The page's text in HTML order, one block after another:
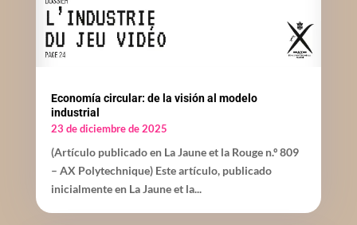
Economía circular: de la visión al modelo
industrial
23 de diciembre de 2025
(Artículo publicado en La Jaune et la Rouge n.º 809
– AX Polytechnique) Este artículo, publicado
inicialmente en La Jaune et la...